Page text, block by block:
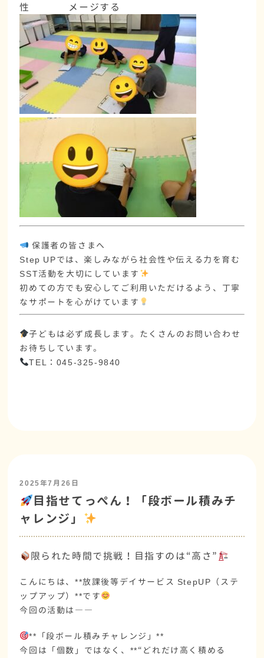
性
メージする
保護者の皆さまへ
Step UPでは、楽しみながら社会性や伝える力を育む
SST活動を大切にしています
初めての方でも安心してご利用いただけるよう、丁寧
なサポートを心がけています
子どもは必ず成長します。たくさんのお問い合わせ
お待ちしています。
TEL：045-325-9840
2025年7月26日
目指せてっぺん！「段ボール積みチ
ャレンジ」
限られた時間で挑戦！目指すのは“高さ”
こんにちは、**放課後等デイサービス StepUP（ステ
ップアップ）**です
今回の活動は――
**「段ボール積みチャレンジ」**
今回は「個数」ではなく、**“どれだけ高く積める